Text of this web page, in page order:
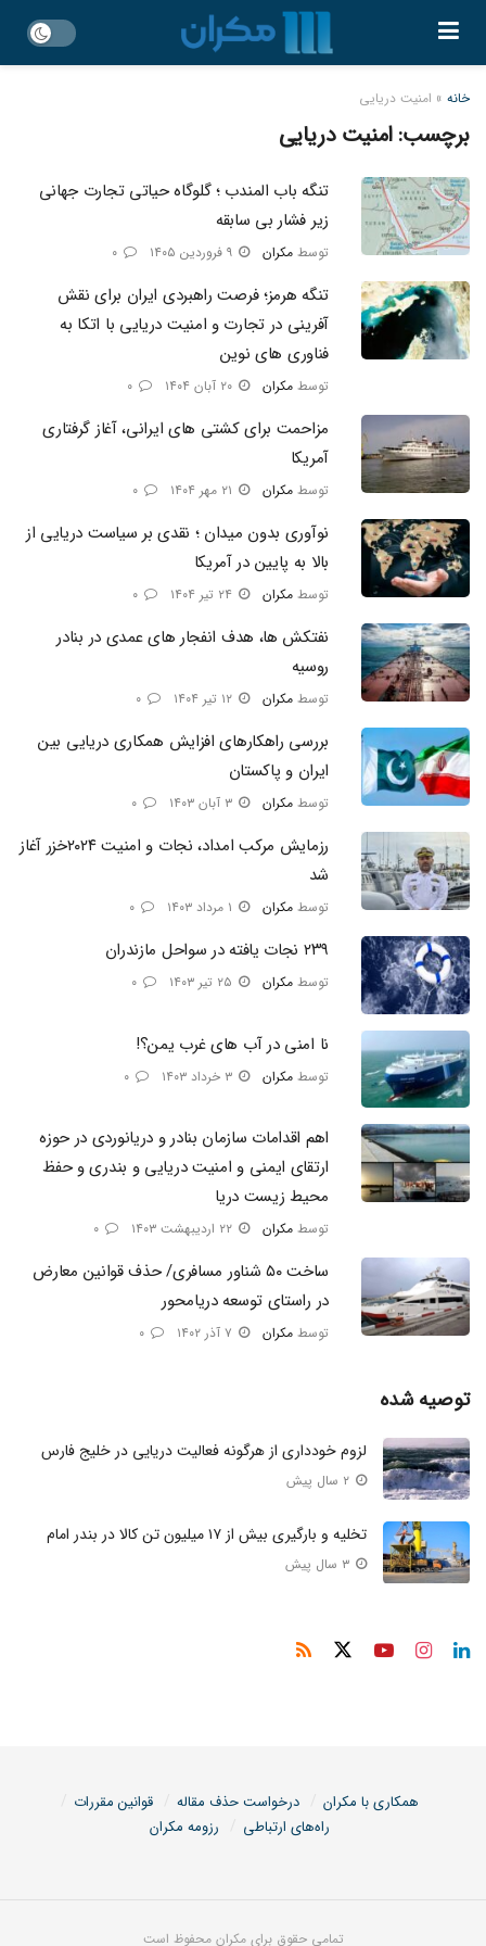
خانه » امنیت دریایی
برچسب:امنیت دریایی
تنگه باب المندب ؛ گلوگاه حیاتی تجارت جهانی
زیر فشار بی سابقه
توسط مکران
تنگه هرمز؛ فرصت راهبردی ایران برای نقش
آفرینی در تجارت و امنیت دریایی با اتکا به
فناوری های نوین
توسط مکران
مزاحمت برای کشتی های ایرانی، آغاز گرفتاری
آمریکا
توسط مکران
نوآوری بدون میدان ؛ نقدی بر سیاست دریایی از
بالا به پایین در آمریکا
توسط مکران
نفتکش ها، هدف انفجار های عمدی در بنادر
روسیه
توسط مکران
بررسی راهکارهای افزایش همکاری دریایی بین
ایران و پاکستان
توسط مکران
رزمایش مرکب امداد، نجات و امنیت ۲۰۲۴خزر آغاز
شد
توسط مکران
۲۳۹ نجات یافته در سواحل مازندران
توسط مکران
نا امنی در آب های غرب یمن؟!
توسط مکران
اهم اقدامات سازمان بنادر و دریانوردی در حوزه
ارتقای ایمنی و امنیت دریایی و بندری و حفظ
محیط زیست دریا
توسط مکران
ساخت ۵۰ شناور مسافری/ حذف قوانین معارض
در راستای توسعه دریامحور
توسط مکران
توصیه شده
لزوم خودداری از هرگونه فعالیت دریایی در خلیج فارس
تخلیه و بارگیری بیش از ۱۷ میلیون تن کالا در بندر امام
همکاری با مکران درخواست حذف مقاله
قوانین مقررات
راه‌های ارتباطی
رزومه مکران
تمامی حقوق برای مکران محفوظ است